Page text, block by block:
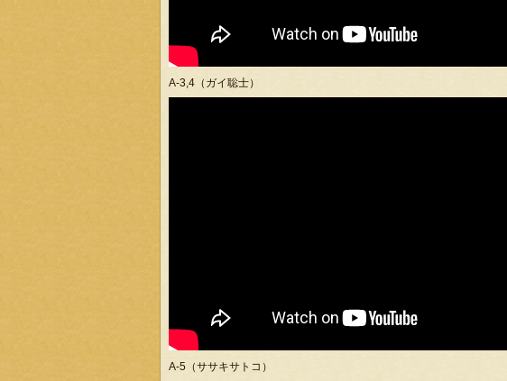
A-3,4（ガイ聡士）
A-5（ササキサトコ）